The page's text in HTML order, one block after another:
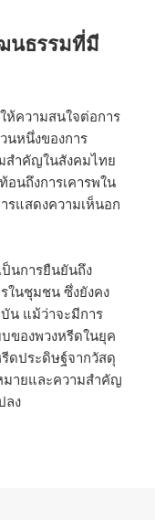
นธรรมที่มี
ห้ความสนใจต่อการ
นหนึ่งของการ
สำคัญในสังคมไทย
อนถึงการเคารพใน
รแสดงความเห็นอก
นการยืนยันถึง
ในชุมชน ซึ่งยังคง
น แม้ว่าจะมีการ
ของพวงหรีดในยุค
ดประดิษฐ์จากวัสดุ
ายและความสำคัญ
ลง